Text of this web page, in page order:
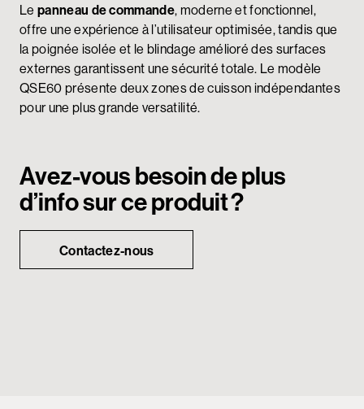
Le panneau de commande, moderne et fonctionnel,
offre une expérience à l’utilisateur optimisée, tandis que
la poignée isolée et le blindage amélioré des surfaces
externes garantissent une sécurité totale. Le modèle
QSE60 présente deux zones de cuisson indépendantes
pour une plus grande versatilité.
Avez-vous besoin de plus
d’info sur ce produit ?
Contactez-nous